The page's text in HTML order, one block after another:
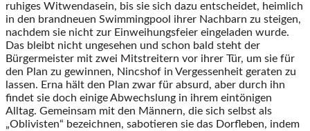
ruhiges Witwendasein, bis sie sich dazu entscheidet, heimlich
in den brandneuen Swimmingpool ihrer Nachbarn zu steigen,
nachdem sie nicht zur Einweihungsfeier eingeladen wurde.
Das bleibt nicht ungesehen und schon bald steht der
Bürgermeister mit zwei Mitstreitern vor ihrer Tür, um sie für
den Plan zu gewinnen, Nincshof in Vergessenheit geraten zu
lassen. Erna hält den Plan zwar für absurd, aber durch ihn
findet sie doch einige Abwechslung in ihrem eintönigen
Alltag. Gemeinsam mit den Männern, die sich selbst als
„Oblivisten“ bezeichnen, sabotieren sie das Dorfleben, indem